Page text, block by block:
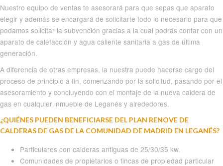
Nuestro equipo de ventas te asesorará para que sepas que aparato
elegir y además se encargará de solicitarte todo lo necesario para que
podamos solicitar la subvención gracias a la cual podrás contar con un
aparato de calefacción y agua caliente sanitaria a gas de última
generación.
A diferencia de otras empresas, la nuestra puede hacerse cargo del
proceso de principio a fin, comenzando por la solicitud, pasando por el
asesoramiento y concluyendo con el montaje de la nueva caldera de
gas en cualquier inmueble de Leganés y alrededores.
¿QUIÉNES PUEDEN BENEFICIARSE DEL PLAN RENOVE DE
CALDERAS DE GAS DE LA COMUNIDAD DE MADRID EN LEGANÉS?
Particulares con calderas antiguas de 25/30/35 kw.
Comunidades de propietarios o fincas de propiedad particular